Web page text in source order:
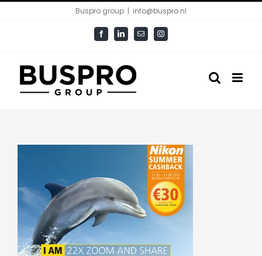
Buspro group | info@buspro.nl
FacebookLinkedIn
E-
mail
Instagram